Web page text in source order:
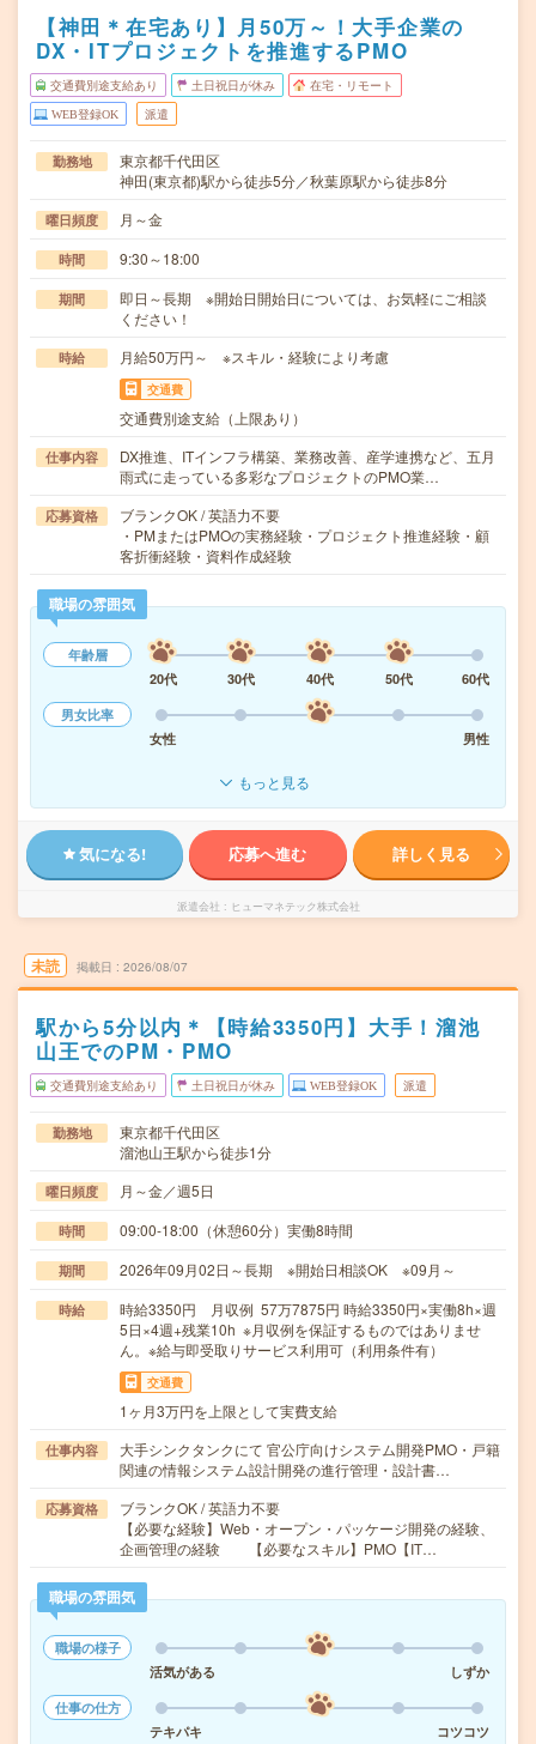
【神田＊在宅あり】月50万～！大手企業の
DX・ITプロジェクトを推進するPMO
交通費別途支給あり 土日祝日が休み 在宅・リモート
WEB登録OK 派遣
勤務地
東京都千代田区
神田(東京都)駅から徒歩5分／秋葉原駅から徒歩8分
曜日頻度 月～金
時間 9:30～18:00
期間
即日～長期 ※開始日開始日については、お気軽にご相談
ください！
時給 月給50万円～ ※スキル・経験により考慮
交通費
交通費別途支給（上限あり）
仕事内容
DX推進、ITインフラ構築、業務改善、産学連携など、五月
雨式に走っている多彩なプロジェクトのPMO業…
応募資格
ブランクOK / 英語力不要
・PMまたはPMOの実務経験・プロジェクト推進経験・顧
客折衝経験・資料作成経験
職場の雰囲気
年齢層
20代
30代 40代 50代
60代
男女比率
女性
男性
もっと見る
気になる! 応募へ進む 詳しく見る
派遣会社 ヒューマネテック株式会社
未読 掲載日 2026/08/07
駅から5分以内＊【時給3350円】大手！溜池
山王でのPM・PMO
交通費別途支給あり 土日祝日が休み WEB登録OK 派遣
勤務地
東京都千代田区
溜池山王駅から徒歩1分
曜日頻度 月～金／週5日
時間 09:00-18:00（休憩60分）実働8時間
期間 2026年09月02日～長期 ※開始日相談OK ※09月～
時給
時給3350円 月収例 57万7875円 時給3350円×実働8h×週
5日×4週+残業10h ※月収例を保証するものではありませ
ん。※給与即受取りサービス利用可（利用条件有）
交通費
1ヶ月3万円を上限として実費支給
仕事内容
大手シンクタンクにて 官公庁向けシステム開発PMO・戸籍
関連の情報システム設計開発の進行管理・設計書…
応募資格
ブランクOK / 英語力不要
【必要な経験】Web・オープン・パッケージ開発の経験、
企画管理の経験 【必要なスキル】PMO【IT…
職場の雰囲気
職場の様子
活気がある
しずか
仕事の仕方
テキパキ
コツコツ